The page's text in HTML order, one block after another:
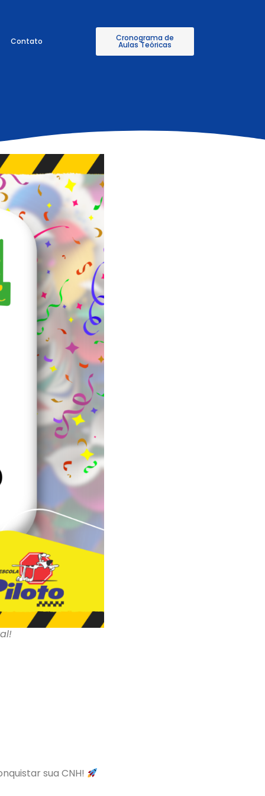
Contato Cronograma de
Aulas Teóricas
sua CNH!